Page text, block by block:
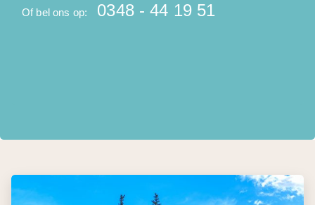
Of bel ons op: 0348 - 44 19 51